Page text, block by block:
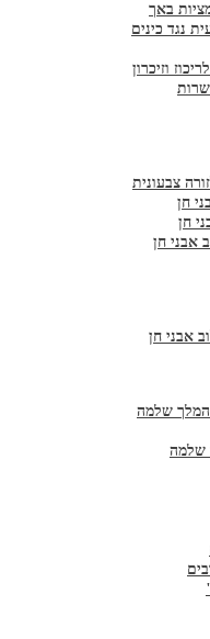
באך
נגד כינים
וזיכרון
צבעונית
חן
חן
אבני חן
אבני חן
שלמה
שלמה